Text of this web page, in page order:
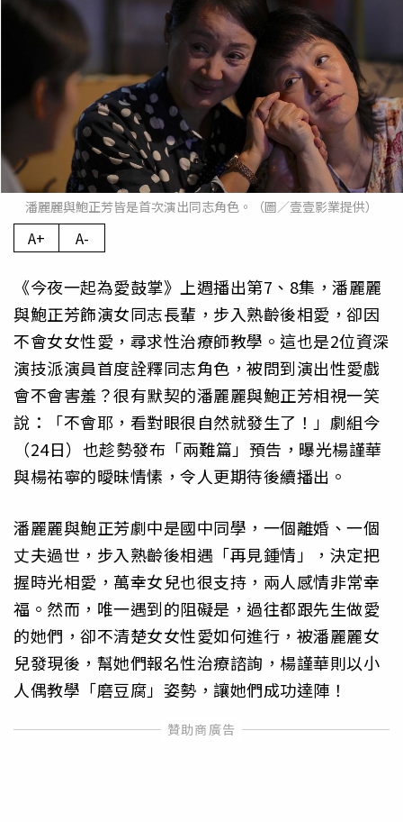
潘麗麗與鮑正芳皆是首次演出同志角色。（圖／壹壹影業提供）
A+ A-
《今夜一起為愛鼓掌》上週播出第7、8集，潘麗麗
與鮑正芳飾演女同志長輩，步入熟齡後相愛，卻因
不會女女性愛，尋求性治療師教學。這也是2位資深
演技派演員首度詮釋同志角色，被問到演出性愛戲
會不會害羞？很有默契的潘麗麗與鮑正芳相視一笑
說：「不會耶，看對眼很自然就發生了！」劇組今
（24日）也趁勢發布「兩難篇」預告，曝光楊謹華
與楊祐寧的曖昧情愫，令人更期待後續播出。
潘麗麗與鮑正芳劇中是國中同學，一個離婚、一個
丈夫過世，步入熟齡後相遇「再見鍾情」，決定把
握時光相愛，萬幸女兒也很支持，兩人感情非常幸
福。然而，唯一遇到的阻礙是，過往都跟先生做愛
的她們，卻不清楚女女性愛如何進行，被潘麗麗女
兒發現後，幫她們報名性治療諮詢，楊謹華則以小
人偶教學「磨豆腐」姿勢，讓她們成功達陣！